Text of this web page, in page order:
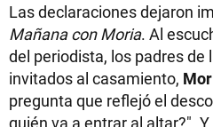
Las declaraciones dejaron
Mañana con Moria. Al
del periodista, los padres
invitados al casamiento,
pregunta que reflejó el